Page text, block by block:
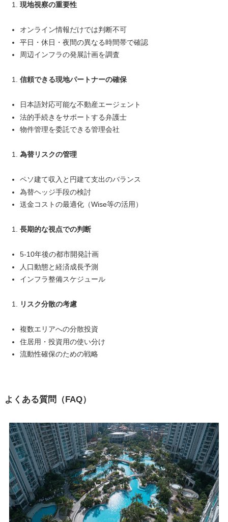
現地視察の重要性
オンライン情報だけでは判断不可
平日・休日・夜間の異なる時間帯で確認
周辺インフラの発展計画を調査
信頼できる現地パートナーの確保
日本語対応可能な不動産エージェント
法的手続きをサポートする弁護士
物件管理を委託できる管理会社
為替リスクの管理
ペソ建て収入と円建て支出のバランス
為替ヘッジ手段の検討
送金コストの最適化（Wise等の活用）
長期的な視点での判断
5-10年後の都市開発計画
人口動態と経済成長予測
インフラ整備スケジュール
リスク分散の考慮
複数エリアへの分散投資
住居用・投資用の使い分け
流動性確保のための戦略
よくある質問（FAQ）